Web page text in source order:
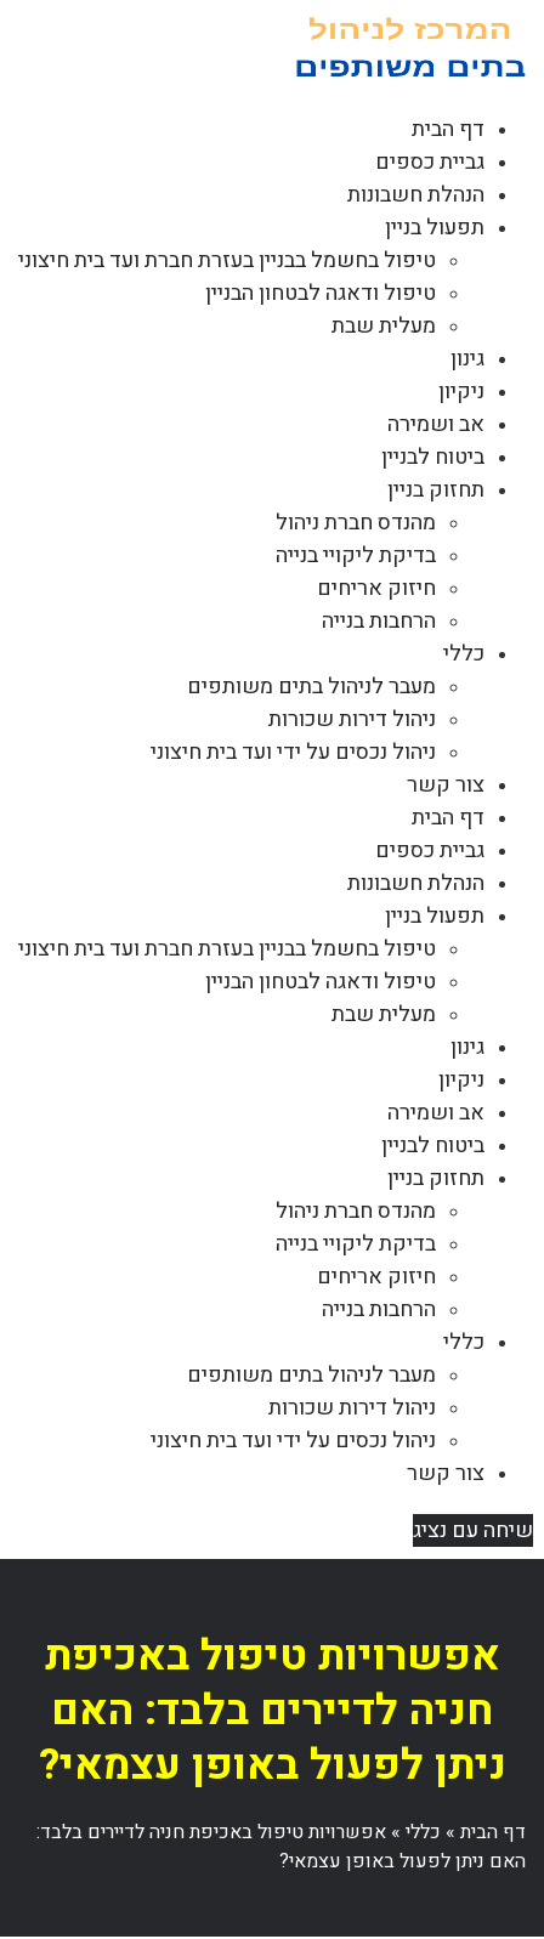
דף הבית
גביית כספים
הנהלת חשבונות
תפעול בניין
טיפול בחשמל בבניין בעזרת חברת ועד בית חיצוני
טיפול ודאגה לבטחון הבניין
מעלית שבת
גינון
ניקיון
אב ושמירה
ביטוח לבניין
תחזוק בניין
מהנדס חברת ניהול
בדיקת ליקויי בנייה
חיזוק אריחים
הרחבות בנייה
כללי
מעבר לניהול בתים משותפים
ניהול דירות שכורות
ניהול נכסים על ידי ועד בית חיצוני
צור קשר
דף הבית
גביית כספים
הנהלת חשבונות
תפעול בניין
טיפול בחשמל בבניין בעזרת חברת ועד בית חיצוני
טיפול ודאגה לבטחון הבניין
מעלית שבת
גינון
ניקיון
אב ושמירה
ביטוח לבניין
תחזוק בניין
מהנדס חברת ניהול
בדיקת ליקויי בנייה
חיזוק אריחים
הרחבות בנייה
כללי
מעבר לניהול בתים משותפים
ניהול דירות שכורות
ניהול נכסים על ידי ועד בית חיצוני
צור קשר
שיחה עם נציג
אפשרויות טיפול באכיפת
חניה לדיירים בלבד: האם
ניתן לפעול באופן עצמאי?
דף הבית» כללי» אפשרויות טיפול באכיפת חניה לדיירים בלבד:
האם ניתן לפעול באופן עצמאי?